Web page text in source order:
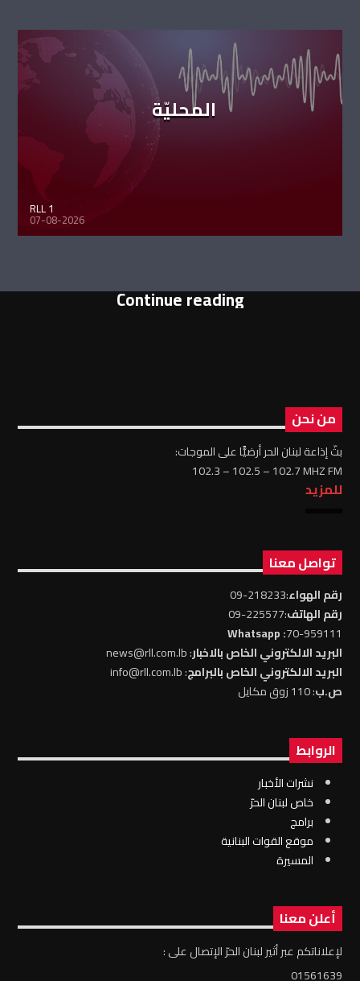
المحليّة
RLL 1
07-08-2026
Continue reading
من نحن
بثّ إذاعة لبنان الحر أرضيًّا على الموجات:
102.3 – 102.5 – 102.7 MHZ FM
للمزيد
تواصل معنا
رقم الهواء:218233-09
رقم الهاتف:225577-09
70-959111
: Whatsapp
البريد الالكتروني الخاص بالاخبار: news@rll.com.lb
البريد الالكتروني الخاص بالبرامج: info@rll.com.lb
ص.ب: 110 زوق مكايل
الروابط
نشرات الأخبار
خاص لبنان الحرّ
برامج
موقع القوات البنانية
المسيرة
أعلن معنا
لإعلاناتكم عبر أثير لبنان الحرّ الإتصال على :
01561639